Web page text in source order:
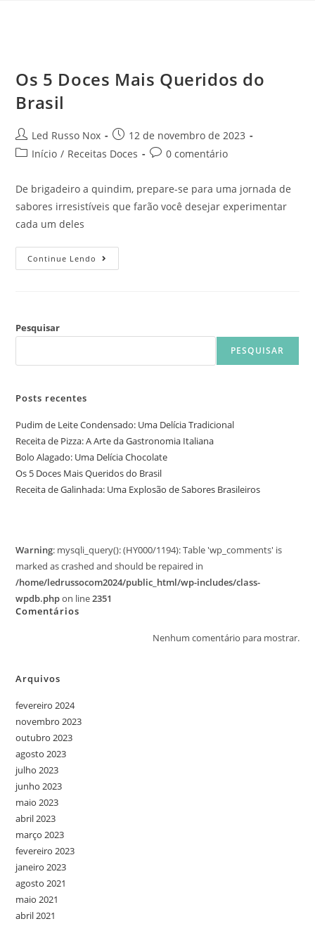
Os 5 Doces Mais Queridos do
Brasil
Led Russo Nox
12 de novembro de 2023
Início / Receitas Doces 0 comentário
De brigadeiro a quindim, prepare-se para uma jornada de
sabores irresistíveis que farão você desejar experimentar
cada um deles
Continue Lendo
Pesquisar
PESQUISAR
Posts recentes
Pudim de Leite Condensado: Uma Delícia Tradicional
Receita de Pizza: A Arte da Gastronomia Italiana
Bolo Alagado: Uma Delícia Chocolate
Os 5 Doces Mais Queridos do Brasil
Receita de Galinhada: Uma Explosão de Sabores Brasileiros
Warning: mysqli_query(): (HY000/1194): Table 'wp_comments' is
marked as crashed and should be repaired in
/home/ledrussocom2024/public_html/wp-includes/class-
wpdb.phpon line2351
Comentários
Nenhum comentário para mostrar.
Arquivos
fevereiro 2024
novembro 2023
outubro 2023
agosto 2023
julho 2023
junho 2023
maio 2023
abril 2023
março 2023
fevereiro 2023
janeiro 2023
agosto 2021
maio 2021
abril 2021